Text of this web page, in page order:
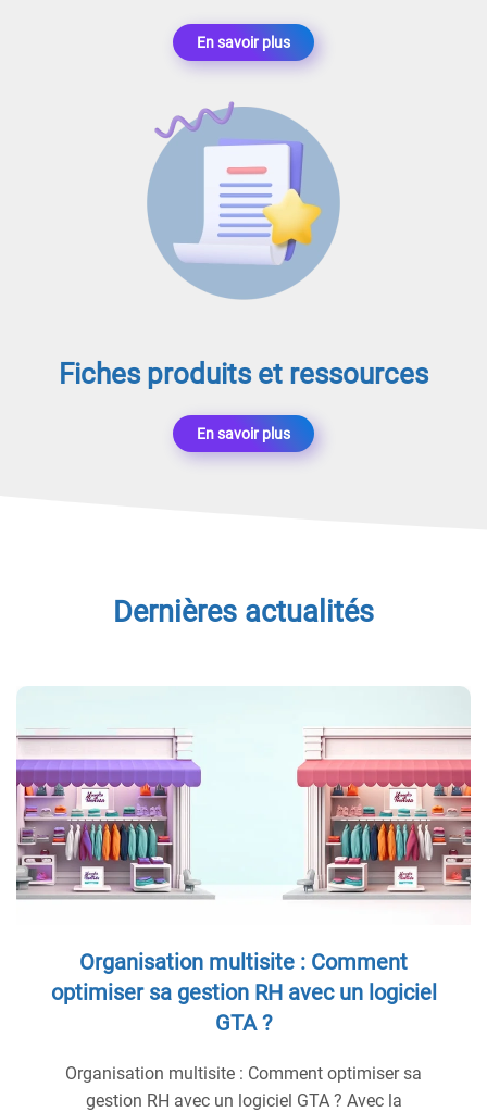
En savoir plus
Fiches produits et ressources
En savoir plus
Dernières actualités
Organisation multisite : Comment
optimiser sa gestion RH avec un logiciel
GTA ?
Organisation multisite : Comment optimiser sa
gestion RH avec un logiciel GTA ? Avec la